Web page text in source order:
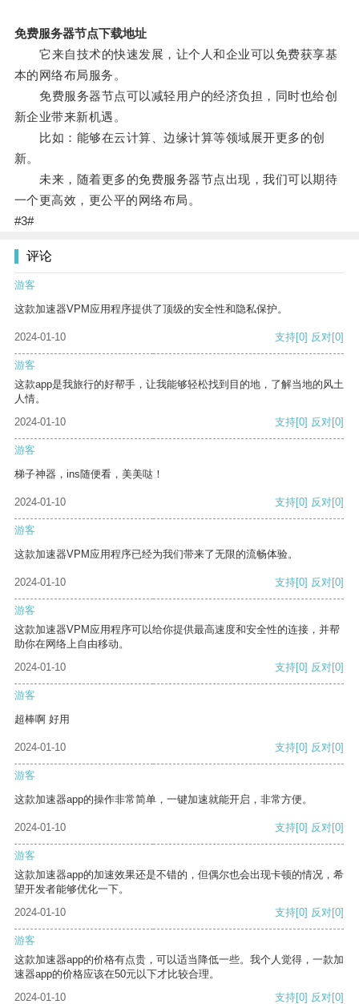
免费服务器节点下载地址
它来自技术的快速发展，让个人和企业可以免费获享基
本的网络布局服务。
免费服务器节点可以减轻用户的经济负担，同时也给创
新企业带来新机遇。
比如：能够在云计算、边缘计算等领域展开更多的创
新。
未来，随着更多的免费服务器节点出现，我们可以期待
一个更高效，更公平的网络布局。
#3#
评论
游客
这款加速器VPM应用程序提供了顶级的安全性和隐私保护。
2024-01-10 支持[0] 反对[0]
游客
这款app是我旅行的好帮手，让我能够轻松找到目的地，了解当地的风土
人情。
2024-01-10
支持[0] 反对[0]
游客
梯子神器，ins随便看，美美哒！
2024-01-10 支持[0] 反对[0]
游客
这款加速器VPM应用程序已经为我们带来了无限的流畅体验。
2024-01-10 支持[0] 反对[0]
游客
这款加速器VPM应用程序可以给你提供最高速度和安全性的连接，并帮
助你在网络上自由移动。
2024-01-10
支持[0] 反对[0]
游客
超棒啊 好用
2024-01-10 支持[0] 反对[0]
游客
这款加速器app的操作非常简单，一键加速就能开启，非常方便。
2024-01-10 支持[0] 反对[0]
游客
这款加速器app的加速效果还是不错的，但偶尔也会出现卡顿的情况，希
望开发者能够优化一下。
2024-01-10
支持[0] 反对[0]
游客
这款加速器app的价格有点贵，可以适当降低一些。我个人觉得，一款加
速器app的价格应该在50元以下才比较合理。
2024-01-10
支持[0] 反对[0]